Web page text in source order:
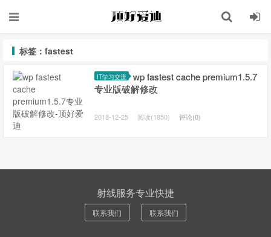
标签：fastest
IT学习交流
wp fastest cache premium1.5.7
专业版破解修改
2018-12-25 阅读(1850) 评论(0)
射线服务专业快捷
联系我们 联系我们